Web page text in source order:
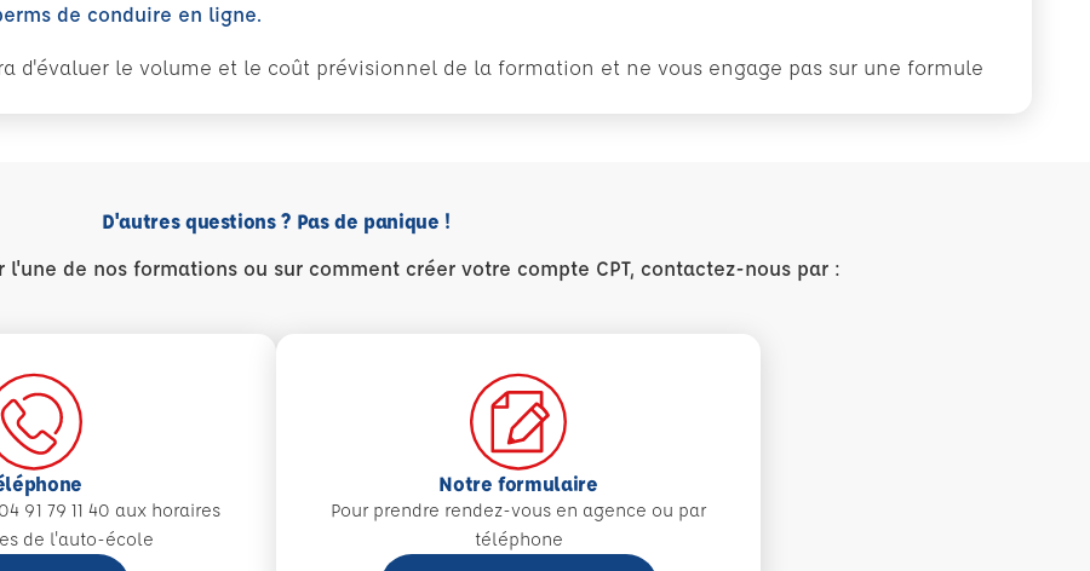
de conduire en ligne.
d'évaluer le volume et le coût prévisionnel de la formation et ne vous engage pas sur une formule
D'autres questions ? Pas de panique !
l'une de nos formations ou sur comment créer votre compte CPT, contactez-nous par :
91 79 11 40 aux horaires
de l'auto-école
Notre formulaire
Pour prendre rendez-vous en agence ou par
téléphone